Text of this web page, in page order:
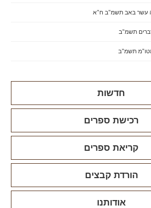
עשר באב תשמ"ב ח"א
תשמ"ב
תשמ"ב
חדשות
רכישת ספרים
קריאת ספרים
הורדת קבצים
אודותנו